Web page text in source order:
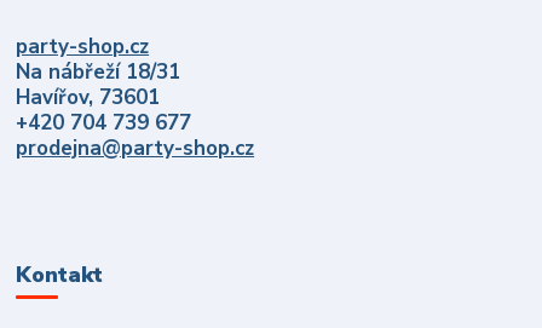
party-shop.cz
Na nábřeží 18/31
Havířov, 73601
+420 704 739 677
prodejna@party-shop.cz
Kontakt